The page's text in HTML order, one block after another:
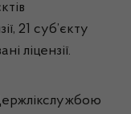
21 суб’єкту
ліцензії.